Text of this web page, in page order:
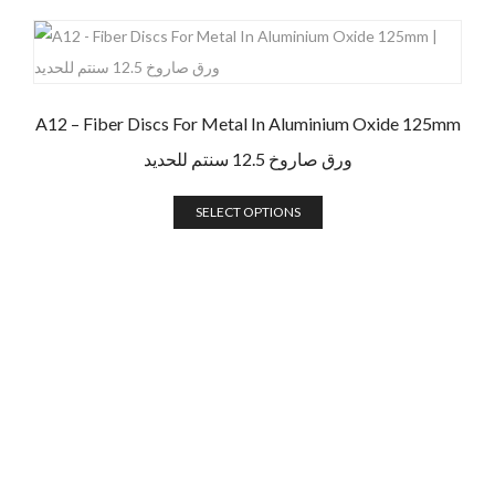
A12 – Fiber Discs For Metal In Aluminium Oxide 125mm
ورق صاروخ 12.5 سنتم للحديد
SELECT OPTIONS